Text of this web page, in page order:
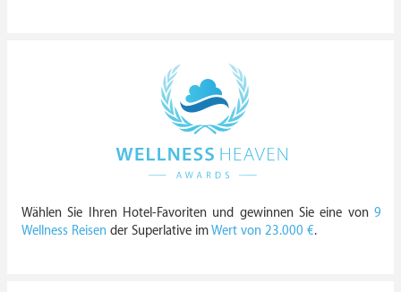
Wählen Sie Ihren Hotel-Favoriten und gewinnen Sie eine von 9
Wellness Reisen der Superlative imWert von 23.000 €.